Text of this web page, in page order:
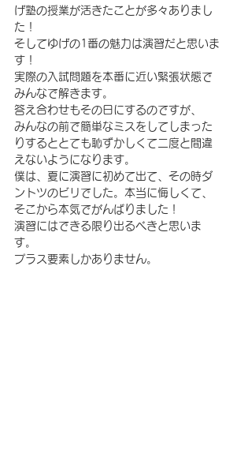
げ塾の授業が活きたことが多々ありまし
た！
そしてゆげの1番の魅力は演習だと思いま
す！
実際の入試問題を本番に近い緊張状態で
みんなで解きます。
答え合わせもその日にするのですが、
みんなの前で簡単なミスをしてしまった
りするととても恥ずかしくて二度と間違
えないようになります。
僕は、夏に演習に初めて出て、その時ダ
ントツのビリでした。本当に悔しくて、
そこから本気でがんばりました！
演習にはできる限り出るべきと思いま
す。
プラス要素しかありません。